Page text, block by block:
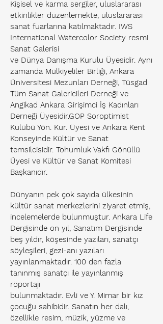
Kişisel ve karma sergiler, uluslararası
etkinlikler düzenlemekte, uluslararası
sanat fuarlarına katılmaktadır. IWS
International Watercolor Society resmi
Sanat Galerisi
ve Dünya Danışma Kurulu Üyesidir. Aynı
zamanda Mülkiyeliler Birliği, Ankara
Üniversitesi Mezunları Derneği, Tüsgad
Tüm Sanat Galericileri Derneği ve
Angikad Ankara Girişimci İş Kadınları
Derneği Üyesidir.GOP Soroptimist
Kulübü Yön. Kur. Üyesi ve Ankara Kent
Konseyinde Kültür ve Sanat
temsilcisidir. Tohumluk Vakfı Gönüllü
Üyesi ve Kültür ve Sanat Komitesi
Başkanıdır.
Dünyanın pek çok sayıda ülkesinin
kültür sanat merkezlerini ziyaret etmiş,
incelemelerde bulunmuştur. Ankara Life
Dergisinde on yıl, Sanatım Dergisinde
beş yıldır, köşesinde yazıları, sanatçı
söyleşileri, gezi-anı yazıları
yayınlanmaktadır. 100 den fazla
tanınmış sanatçı ile yayınlanmış
röportajı
bulunmaktadır. Evli ve Y. Mimar bir kız
çocuğu sahibidir. Sanatın her dalı,
özellikle resim, müzik, yüzme ve